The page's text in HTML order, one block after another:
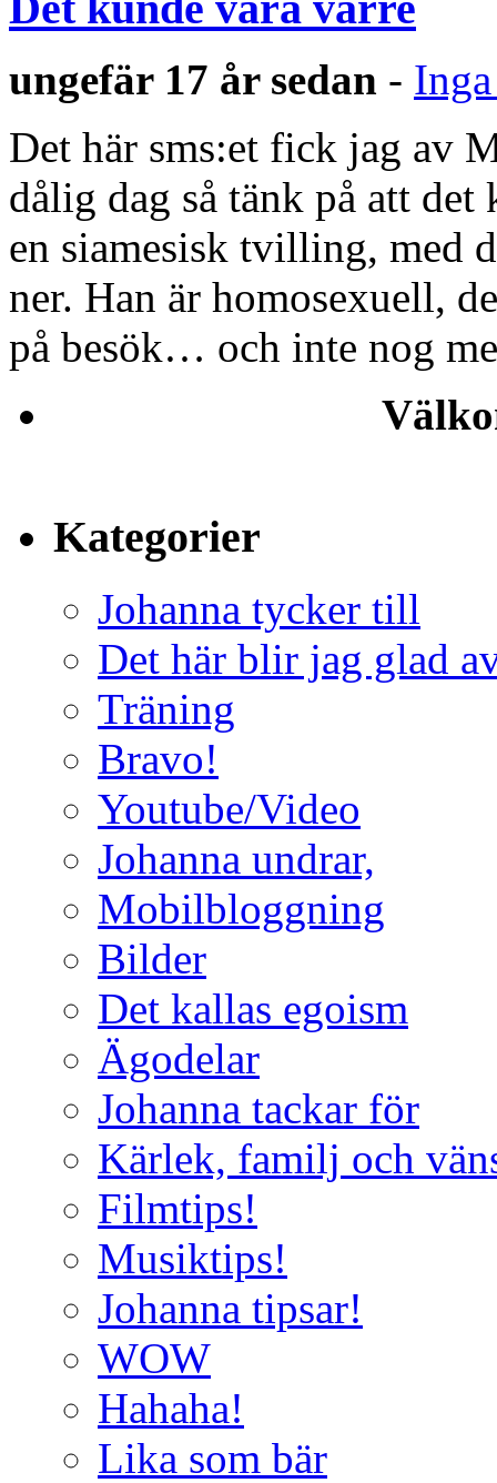
ungefär 17 år sedan -
Det här sms:et fick jag av
dålig dag så tänk på att
en siamesisk tvilling, med
ner. Han är homosexuell,
på besök… och inte nog
Kategorier
Johanna tycker till
Det här blir jag glad
Träning
Bravo!
Youtube/Video
Johanna undrar,
Mobilbloggning
Bilder
Det kallas egoism
Ägodelar
Johanna tackar för
Kärlek, familj och
Filmtips!
Musiktips!
Johanna tipsar!
WOW
Hahaha!
Lika som bär